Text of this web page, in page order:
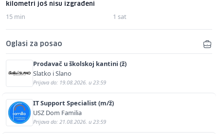
kilometri još nisu izgrađeni
15 min 1 sat
Oglasi za posao
Prodavač u školskoj kantini (ž)
Slatko i Slano
Prijava do: 19.08.2026. u 23:59
IT Support Specialist (m/ž)
USZ Dom Familia
Prijava do: 21.08.2026. u 23:59